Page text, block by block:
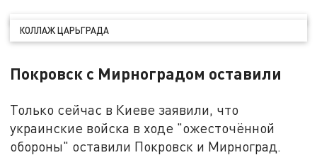
КОЛЛАЖ ЦАРЬГРАДА
Покровск с Мирноградом оставили
Только сейчас в Киеве заявили, что
украинские войска в ходе "ожесточённой
обороны" оставили Покровск и Мирноград.